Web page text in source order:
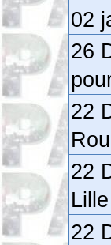
02
26
22
22
22